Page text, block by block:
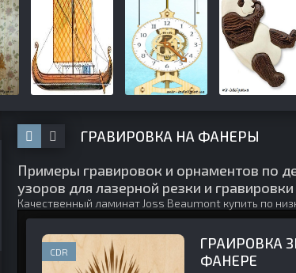
ГРАВИРОВКА НА ФАНЕРЫ
Примеры гравировок и орнаментов по
узоров для лазерной резки и
Качественный ламинат Joss Beaumont купить по
CDR
ГРАИРОВКА
ФАНЕРЕ